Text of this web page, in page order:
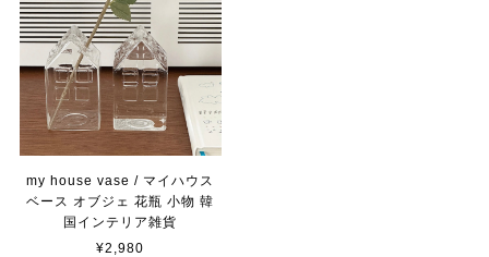
my house vase / マイハウス
ベース オブジェ 花瓶 小物 韓
国インテリア雑貨
¥2,980